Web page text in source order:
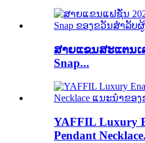
ສາຍແຂນສະແຕນເ
Snap...
YAFFIL Luxury
Pendant